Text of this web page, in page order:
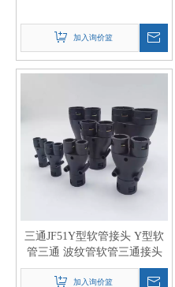
加入询价篮
三通JF51Y型软管接头 Y型软
管三通 波纹管软管三通接头
加入询价篮